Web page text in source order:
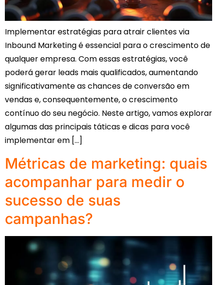
Implementar estratégias para atrair clientes via
Inbound Marketing é essencial para o crescimento de
qualquer empresa. Com essas estratégias, você
poderá gerar leads mais qualificados, aumentando
significativamente as chances de conversão em
vendas e, consequentemente, o crescimento
contínuo do seu negócio. Neste artigo, vamos explorar
algumas das principais táticas e dicas para você
implementar em […]
Métricas de marketing: quais
acompanhar para medir o
sucesso de suas
campanhas?